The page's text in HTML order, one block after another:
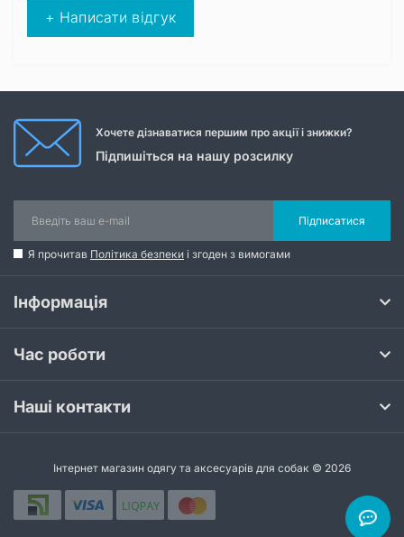
+ Написати відгук
Хочете дізнаватися першим про акції і знижки?
Підпишіться на нашу розсилку
Підписатися
Я прочитав Політика безпеки і згоден з вимогами
Інформація
Час роботи
Наші контакти
Інтернет магазин одягу та аксесуарів для собак © 2026